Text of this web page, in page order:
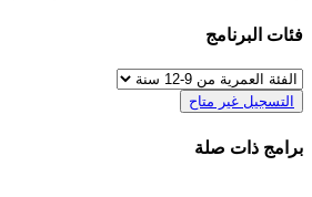
فئات البرنامج
التسجيل غير متاح
برامج ذات صلة